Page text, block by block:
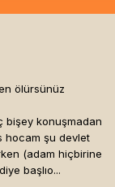
ölürsünüz
bişey konuşmadan
hocam şu devlet
(adam hiçbirine
başlıo...